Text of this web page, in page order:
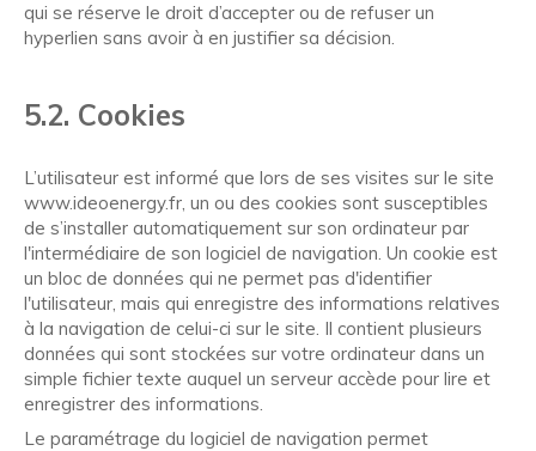
qui se réserve le droit d’accepter ou de refuser un
hyperlien sans avoir à en justifier sa décision.
5.2. Cookies
L’utilisateur est informé que lors de ses visites sur le site
www.ideoenergy.fr, un ou des cookies sont susceptibles
de s’installer automatiquement sur son ordinateur par
l'intermédiaire de son logiciel de navigation. Un cookie est
un bloc de données qui ne permet pas d'identifier
l'utilisateur, mais qui enregistre des informations relatives
à la navigation de celui-ci sur le site. Il contient plusieurs
données qui sont stockées sur votre ordinateur dans un
simple fichier texte auquel un serveur accède pour lire et
enregistrer des informations.
Le paramétrage du logiciel de navigation permet